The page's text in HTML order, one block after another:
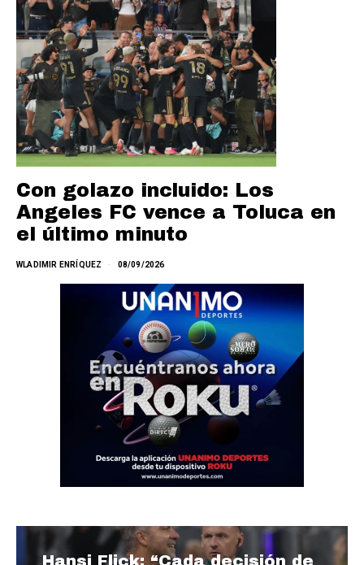
Con golazo incluido: Los
Angeles FC vence a Toluca en
el último minuto
WLADIMIR ENRÍQUEZ 08/09/2026
Hansi Flick: “Cada decisión de